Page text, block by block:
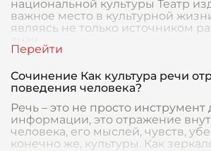
национальной культуры Театр
важное место в культурной
являясь не только источником
Сочинение Как культура речи
поведения человека?
Речь – это не просто
информации, это отражение
человека, его мыслей, чувств,
конечно же, культуры. Как